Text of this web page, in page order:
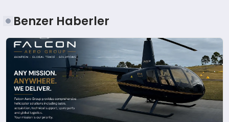
Benzer Haberler